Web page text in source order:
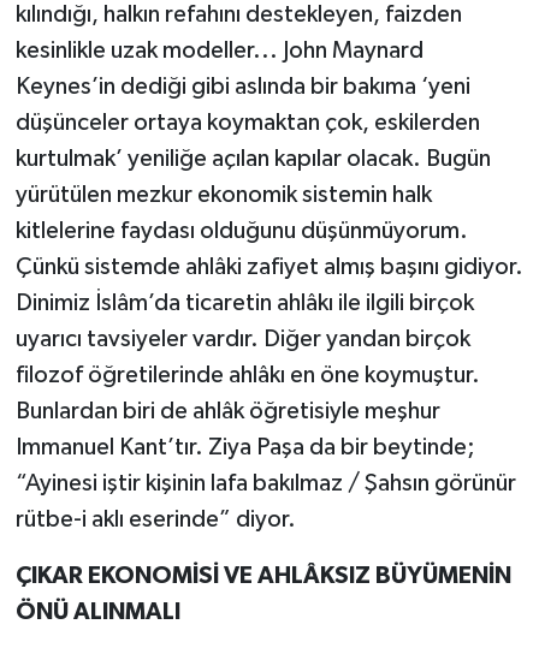
kılındığı, halkın refahını destekleyen, faizden
kesinlikle uzak modeller... John Maynard
Keynes’in dediği gibi aslında bir bakıma ‘yeni
düşünceler ortaya koymaktan çok, eskilerden
kurtulmak’ yeniliğe açılan kapılar olacak. Bugün
yürütülen mezkur ekonomik sistemin halk
kitlelerine faydası olduğunu düşünmüyorum.
Çünkü sistemde ahlâki zafiyet almış başını gidiyor.
Dinimiz İslâm’da ticaretin ahlâkı ile ilgili birçok
uyarıcı tavsiyeler vardır. Diğer yandan birçok
filozof öğretilerinde ahlâkı en öne koymuştur.
Bunlardan biri de ahlâk öğretisiyle meşhur
Immanuel Kant’tır. Ziya Paşa da bir beytinde;
“Ayinesi iştir kişinin lafa bakılmaz / Şahsın görünür
rütbe-i aklı eserinde” diyor.
ÇIKAR EKONOMİSİ VE AHLÂKSIZ BÜYÜMENİN
ÖNÜ ALINMALI